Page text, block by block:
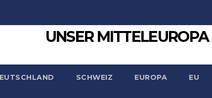
UNSER MITTELEUROPA
SCHWEIZ EUROPA EU